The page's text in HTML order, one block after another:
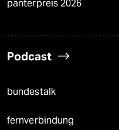
panterpreis 2026
Podcast
bundestalk
fernverbindung